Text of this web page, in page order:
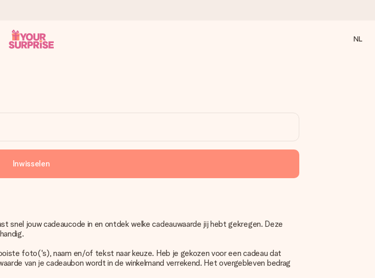
NL
Inwisselen
snel jouw cadeaucode in en ontdek welke cadeauwaarde jij hebt gekregen. Deze
foto('s), naam en/of tekst naar keuze. Heb je gekozen voor een cadeau dat
van je cadeaubon wordt in de winkelmand verrekend. Het overgebleven bedrag